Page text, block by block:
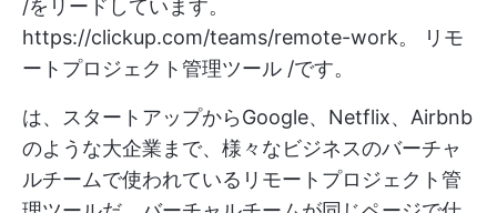
/をリードしています。
https://clickup.com/teams/remote-work。
リモ
ートプロジェクト管理ツール /です。
は、スタートアップからGoogle、Netflix、Airbnb
のような大企業まで、様々なビジネスのバーチャ
ルチームで使われているリモートプロジェクト管